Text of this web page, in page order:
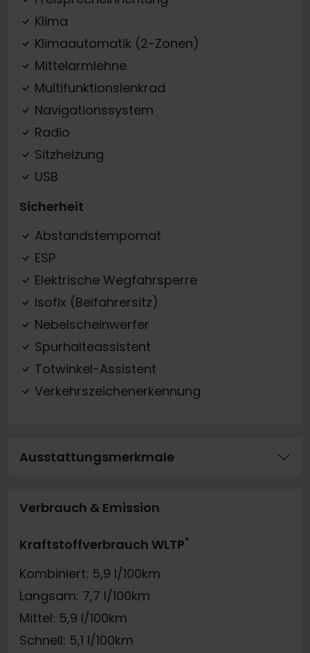
Klima
Klimaautomatik (2-Zonen)
Mittelarmlehne
Multifunktionslenkrad
Navigationssystem
Radio
Sitzheizung
USB
Sicherheit
Abstandstempomat
ESP
Elektrische Wegfahrsperre
Isofix (Beifahrersitz)
Nebelscheinwerfer
Spurhalteassistent
Totwinkel-Assistent
Verkehrszeichenerkennung
Ausstattungsmerkmale
Verbrauch & Emission
Kraftstoffverbrauch WLTP*
Kombiniert: 5,9 l/100km
Langsam: 7,7 l/100km
Mittel: 5,9 l/100km
Schnell: 5,1 l/100km